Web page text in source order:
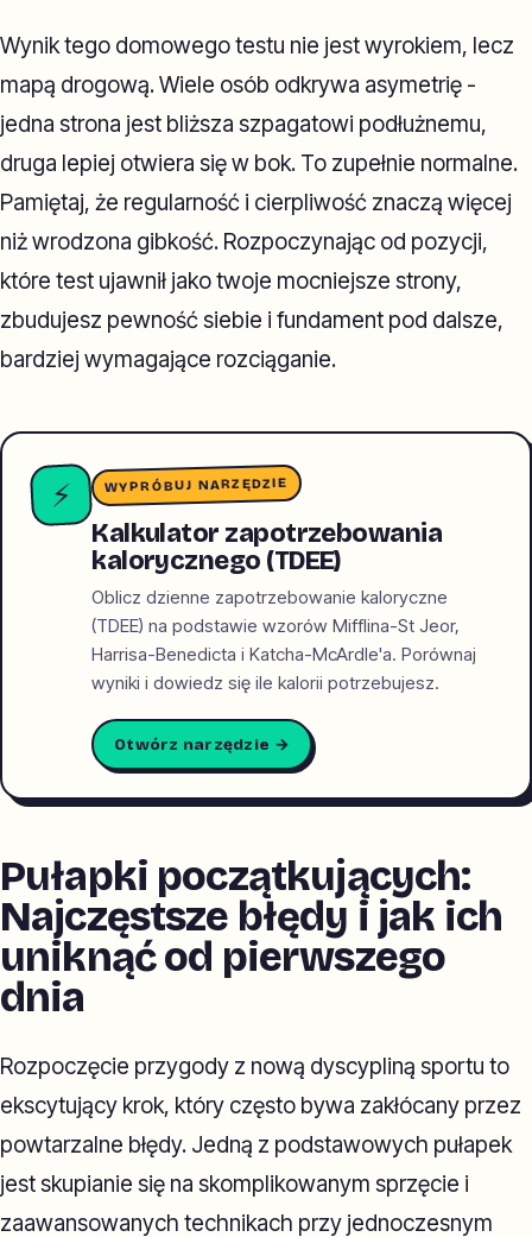
Wynik tego domowego testu nie jest wyrokiem, lecz
mapą drogową. Wiele osób odkrywa asymetrię -
jedna strona jest bliższa szpagatowi podłużnemu,
druga lepiej otwiera się w bok. To zupełnie normalne.
Pamiętaj, że regularność i cierpliwość znaczą więcej
niż wrodzona gibkość. Rozpoczynając od pozycji,
które test ujawnił jako twoje mocniejsze strony,
zbudujesz pewność siebie i fundament pod dalsze,
bardziej wymagające rozciąganie.
⚡ WYPRÓBUJ NARZĘDZIE
Kalkulator zapotrzebowania
kalorycznego (TDEE)
Oblicz dzienne zapotrzebowanie kaloryczne
(TDEE) na podstawie wzorów Mifflina-St Jeor,
Harrisa-Benedicta i Katcha-McArdle'a. Porównaj
wyniki i dowiedz się ile kalorii potrzebujesz.
Otwórz narzędzie →
Pułapki początkujących:
Najczęstsze błędy i jak ich
uniknąć od pierwszego
dnia
Rozpoczęcie przygody z nową dyscypliną sportu to
ekscytujący krok, który często bywa zakłócany przez
powtarzalne błędy. Jedną z podstawowych pułapek
jest skupianie się na skomplikowanym sprzęcie i
zaawansowanych technikach przy jednoczesnym